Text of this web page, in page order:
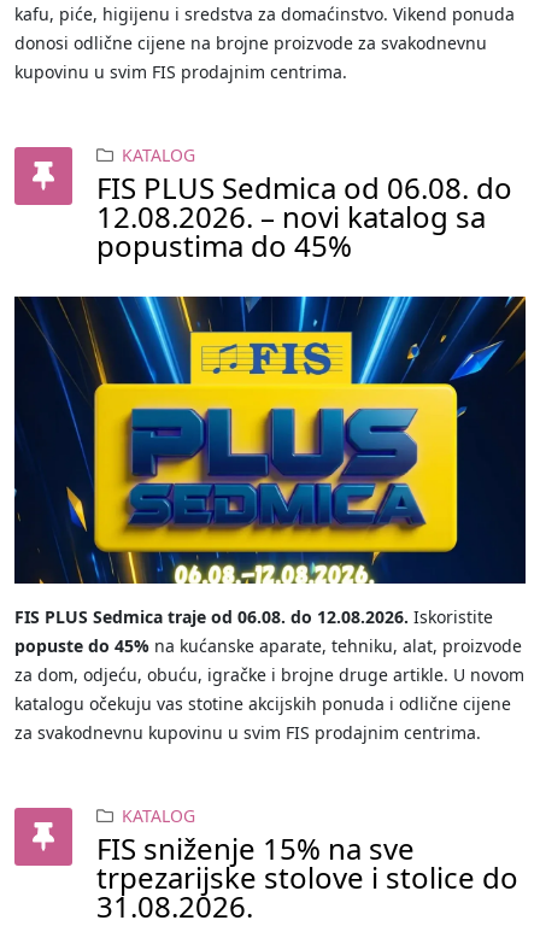
kafu, piće, higijenu i sredstva za domaćinstvo. Vikend ponuda
donosi odlične cijene na brojne proizvode za svakodnevnu
kupovinu u svim FIS prodajnim centrima.
KATALOG
FIS PLUS Sedmica od 06.08. do
12.08.2026. – novi katalog sa
popustima do 45%
FIS PLUS Sedmica traje od 06.08. do 12.08.2026. Iskoristite
popuste do 45% na kućanske aparate, tehniku, alat, proizvode
za dom, odjeću, obuću, igračke i brojne druge artikle. U novom
katalogu očekuju vas stotine akcijskih ponuda i odlične cijene
za svakodnevnu kupovinu u svim FIS prodajnim centrima.
KATALOG
FIS sniženje 15% na sve
trpezarijske stolove i stolice do
31.08.2026.